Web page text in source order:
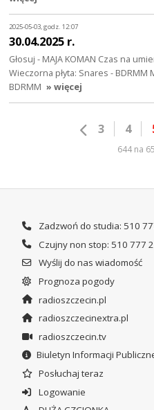
2025-05-03, godz. 12:07
30.04.2025 r.
Głosuj - MAJA KOMAN Czas na
Wieczorna płyta: Snares - BDRMM
BDRMM » więcej
3 4
644 na
Zadzwoń do studia: 510
Czujny non stop: 510 777
Wyślij do nas wiadomość
Prognoza pogody
radioszczecin.pl
radioszczecinextra.pl
radioszczecin.tv
Biuletyn Informacji
Posłuchaj teraz
Logowanie